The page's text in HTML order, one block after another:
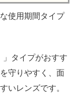
使用期間タイプ
タイプがおすす
守りやすく、面
いレンズです。